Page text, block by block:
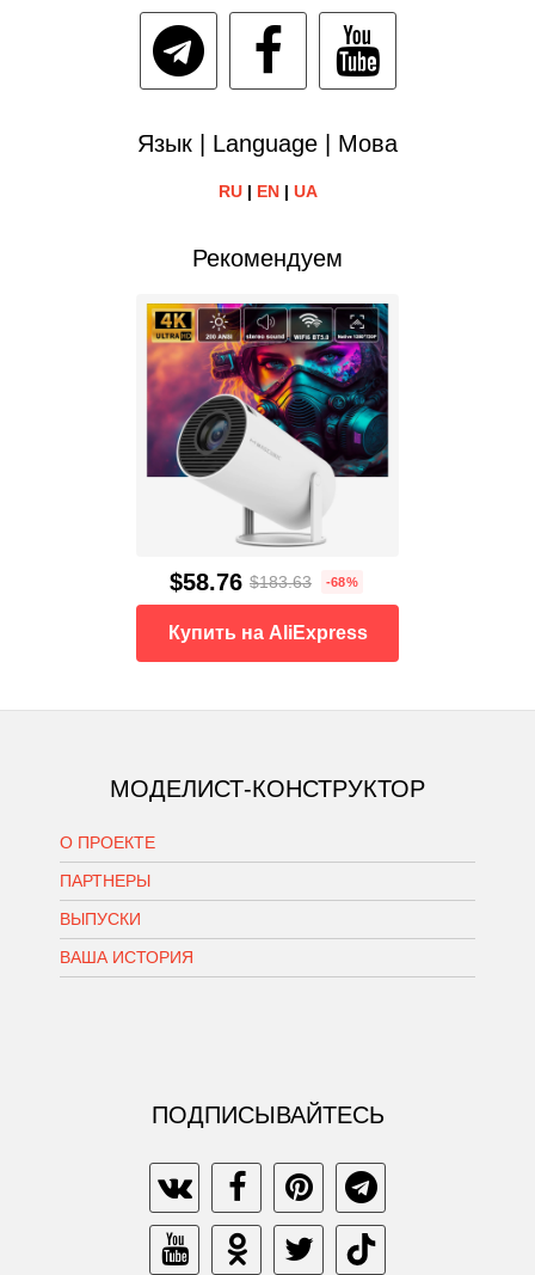
Язык | Language | Мова
RU| EN| UA
Рекомендуем
$58.76 $183.63 -68%
Купить на AliExpress
МОДЕЛИСТ-КОНСТРУКТОР
О ПРОЕКТЕ
ПАРТНЕРЫ
ВЫПУСКИ
ВАША ИСТОРИЯ
ПОДПИСЫВАЙТЕСЬ